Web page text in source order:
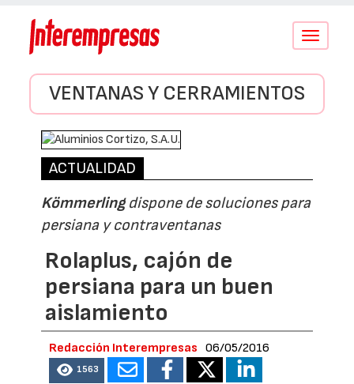
Conmutar
VENTANAS Y CERRAMIENTOS
ACTUALIDAD
Kömmerlingdispone de soluciones para
persiana y contraventanas
Rolaplus, cajón de
persiana para un buen
aislamiento
Redacción Interempresas 06/05/2016
1563